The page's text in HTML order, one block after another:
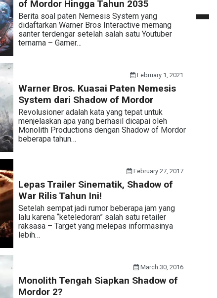
of Mordor Hingga Tahun 2035
Berita soal paten Nemesis System yang
didaftarkan Warner Bros Interactive memang
santer terdengar setelah salah satu Youtuber
ternama – Gamer…
February 1, 2021
Warner Bros. Kuasai Paten Nemesis
System dari Shadow of Mordor
Revolusioner adalah kata yang tepat untuk
menjelaskan apa yang berhasil dicapai oleh
Monolith Productions dengan Shadow of Mordor
beberapa tahun…
February 27, 2017
Lepas Trailer Sinematik, Shadow of
War Rilis Tahun Ini!
Setelah sempat jadi rumor beberapa jam yang
lalu karena “keteledoran” salah satu retailer
raksasa – Target yang melepas informasinya
lebih…
March 30, 2016
Monolith Tengah Siapkan Shadow of
Mordor 2?